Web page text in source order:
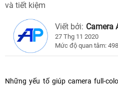
và tiết kiệm
Viết bởi: Camera
27 Thg 11 2020
Mức độ quan tâm:
Những yếu tố giúp camera full-